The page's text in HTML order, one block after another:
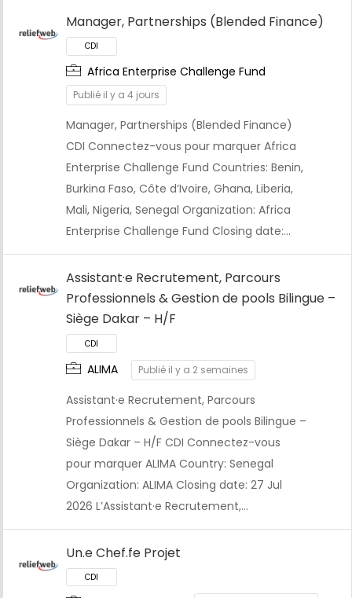
CDI
Manager, Partnerships (Blended Finance)
Africa Enterprise Challenge Fund
Publié il y a 4 jours
Manager, Partnerships (Blended Finance)
CDI Connectez-vous pour marquer Africa
Enterprise Challenge Fund Countries: Benin,
Burkina Faso, Côte d’Ivoire, Ghana, Liberia,
Mali, Nigeria, Senegal Organization: Africa
Enterprise Challenge Fund Closing date:…
Assistant·e Recrutement, Parcours
Professionnels & Gestion de pools Bilingue –
Siège Dakar – H/F
ALIMA Publié il y a 2 semaines
Assistant·e Recrutement, Parcours
Professionnels & Gestion de pools Bilingue –
Siège Dakar – H/F CDI Connectez-vous
pour marquer ALIMA Country: Senegal
Organization: ALIMA Closing date: 27 Jul
2026 L’Assistant·e Recrutement,…
Un.e Chef.fe Projet